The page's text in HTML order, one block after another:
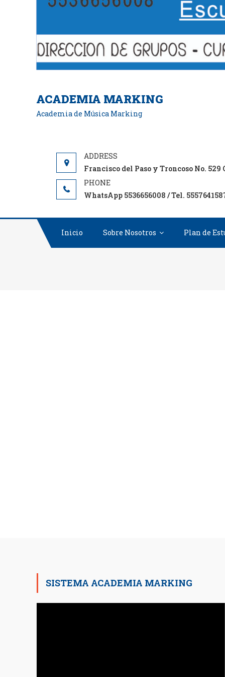
ACADEMIA MARKING
Academia de Música Marking
Francisco del Paso y Troncoso No.
WhatsApp 5536656008 / Tel.
Inicio Sobre Nosotros Plan de
SISTEMA ACADEMIA MARKING